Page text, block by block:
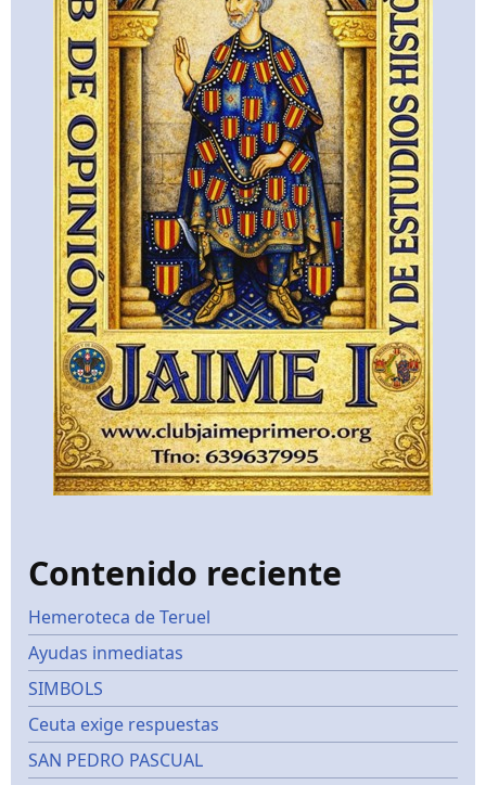
Contenido reciente
Hemeroteca de Teruel
Ayudas inmediatas
SIMBOLS
Ceuta exige respuestas
SAN PEDRO PASCUAL